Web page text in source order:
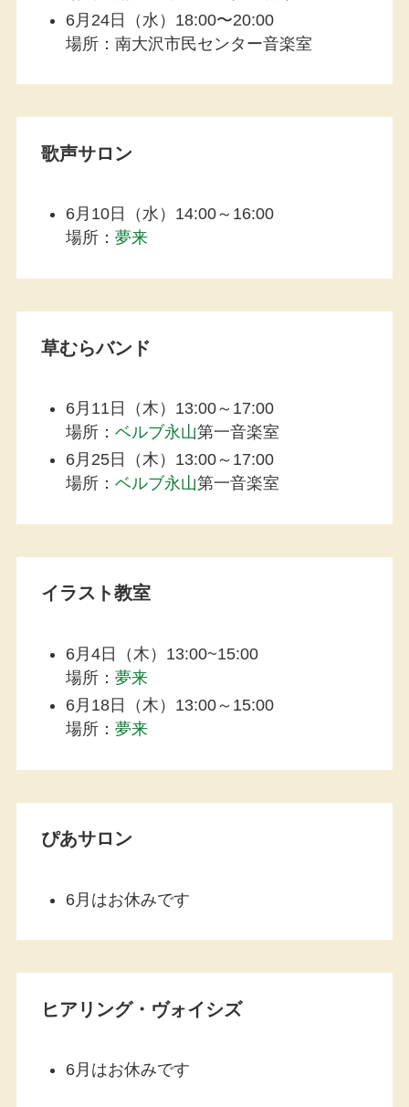
6月24日（水）18:00〜20:00
場所：南大沢市民センター音楽室
歌声サロン
6月10日（水）14:00～16:00
場所： 夢来
草むらバンド
6月11日（木）13:00～17:00
場所： ベルブ永山第一音楽室
6月25日（木）13:00～17:00
場所： ベルブ永山第一音楽室
イラスト教室
6月4日（木）13:00~15:00
場所： 夢来
6月18日（木）13:00～15:00
場所： 夢来
ぴあサロン
6月はお休みです
ヒアリング・ヴォイシズ
6月はお休みです